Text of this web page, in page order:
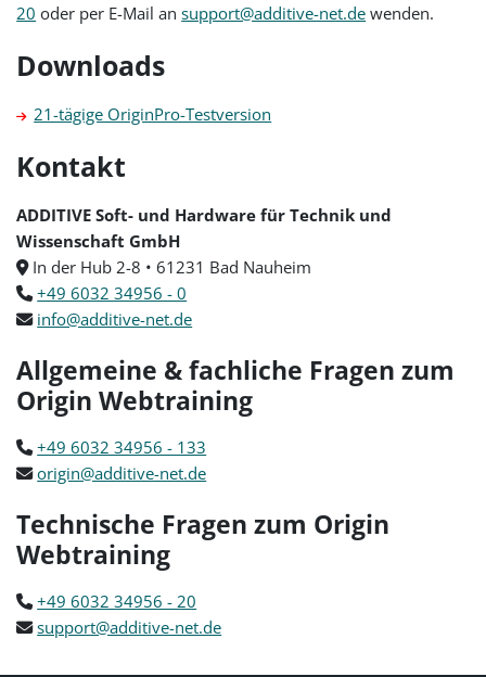
20 oder per E-Mail ansupport@additive-net.de wenden.
Downloads
21-tägige OriginPro-Testversion
Kontakt
ADDITIVE Soft- und Hardware für Technik und
Wissenschaft GmbH
In der Hub 2-8 • 61231 Bad Nauheim
+49 6032 34956 - 0
info@additive-net.de
Allgemeine & fachliche Fragen zum
Origin Webtraining
+49 6032 34956 - 133
origin@additive-net.de
Technische Fragen zum Origin
Webtraining
+49 6032 34956 - 20
support@additive-net.de